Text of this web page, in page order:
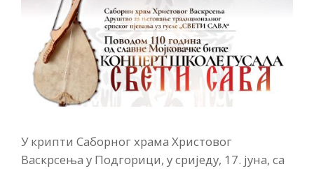
У крипти Саборног храма Христовог
Васкрсења у Подгорици, у сриједу, 17. јуна, са